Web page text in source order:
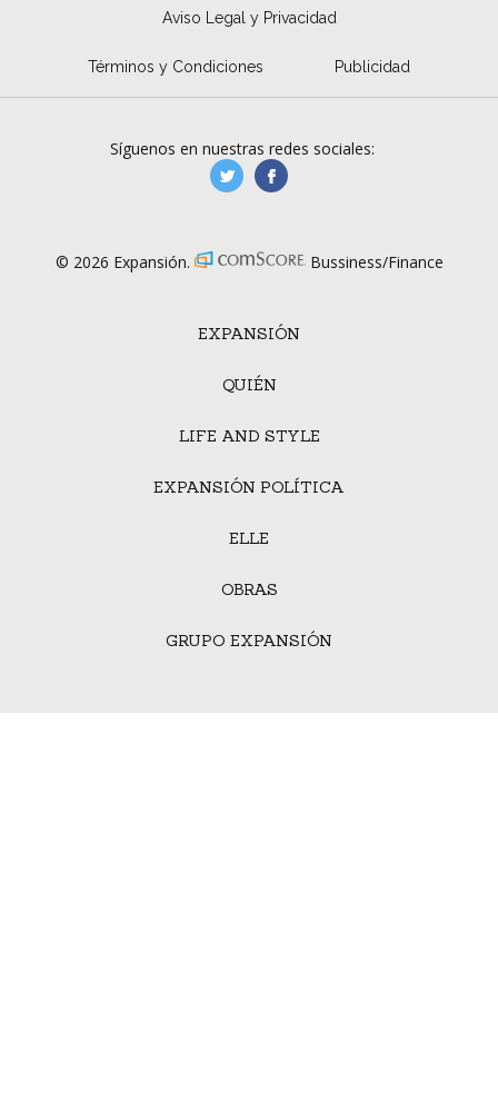
Aviso Legal y Privacidad
Términos y Condiciones Publicidad
EXPANSIÓN
QUIÉN
LIFE AND STYLE
EXPANSIÓN POLÍTICA
ELLE
OBRAS
GRUPO EXPANSIÓN
Síguenos en nuestras redes sociales:
manufacturaGE
© 2026 Expansión. Bussiness/Finance